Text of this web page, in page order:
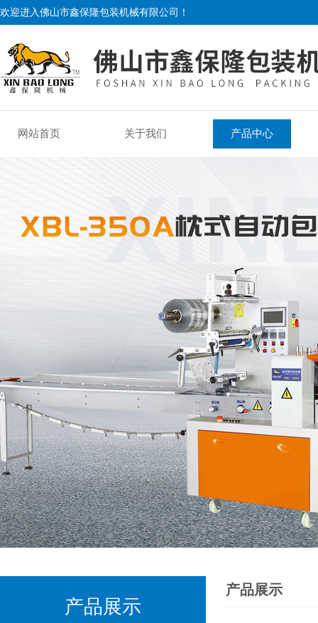
欢迎进入佛山市鑫保隆包装机械有限公司！
网站首页 关于我们 产品中心
产品展示
产品展示